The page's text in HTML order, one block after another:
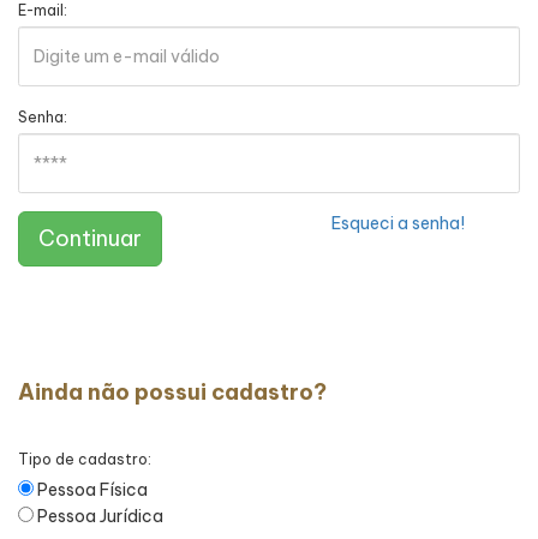
E-mail:
Senha:
Continuar
Esqueci a senha!
Ainda não possui cadastro?
Tipo de cadastro:
Pessoa Física
Pessoa Jurídica